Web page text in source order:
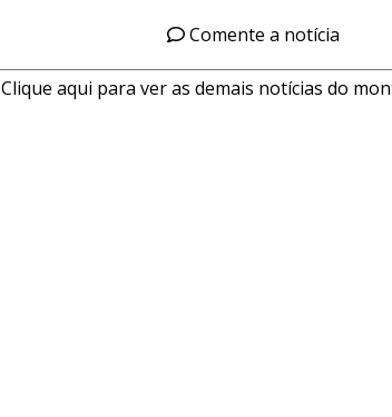
Comente a notícia
Clique aqui para ver as demais notícias do